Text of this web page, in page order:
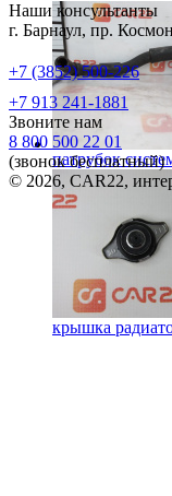
патрубок
крышка
Наши консультанты
г. Барнаул, пр.
+7 (3852) 500-226
+7 913 241-1881
Звоните нам
8 800 500 22 01
(звонок бесплатный)
© 2026, CAR22,